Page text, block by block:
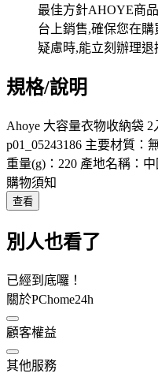
規格/說明
Ahoye 大容量衣物收納袋
p01_05243186 主要材質：
重量(g)：220 產地名稱：
購物須知
查看
別人也看了
已經到底囉！
關於PChome24h
顧客權益
其他服務